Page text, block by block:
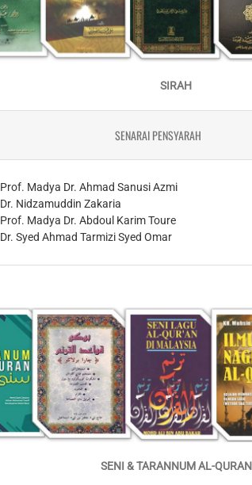
SIRAH
SENARAI PENSYARAH
Prof. Madya Dr. Ahmad Sanusi Azmi
Dr. Nidzamuddin Zakaria
Prof. Madya Dr. Abdoul Karim Toure
Dr. Syed Ahmad Tarmizi Syed Omar
SENI & TARANNUM AL-QURAN